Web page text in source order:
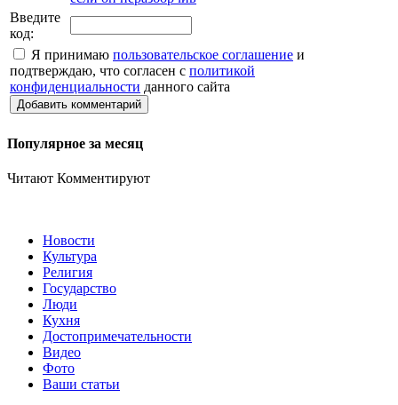
Введите
код:
Я принимаю пользовательское соглашение и
подтверждаю, что согласен с политикой
конфиденциальности данного сайта
Добавить комментарий
Популярное за месяц
Читают Комментируют
Новости
Культура
Религия
Государство
Люди
Кухня
Достопримечательности
Видео
Фото
Ваши статьи